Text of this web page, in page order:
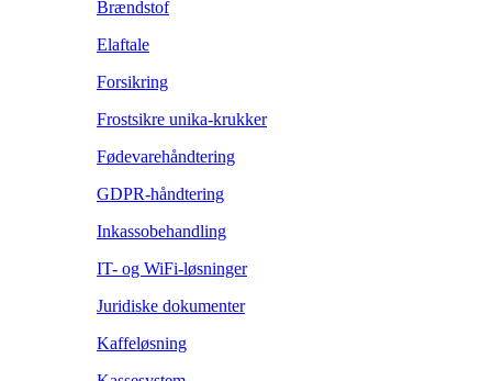
Brændstof
Elaftale
Forsikring
Frostsikre unika-krukker
Fødevarehåndtering
GDPR-håndtering
Inkassobehandling
IT- og WiFi-løsninger
Juridiske dokumenter
Kaffeløsning